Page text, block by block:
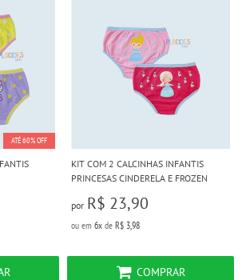
ATÉ 60% OFF
KIT COM 2 CALCINHAS INFANTIS
PRINCESAS CINDERELA E FROZEN
por R$ 23,90
ou em 6x de R$ 3,98
COMPRAR